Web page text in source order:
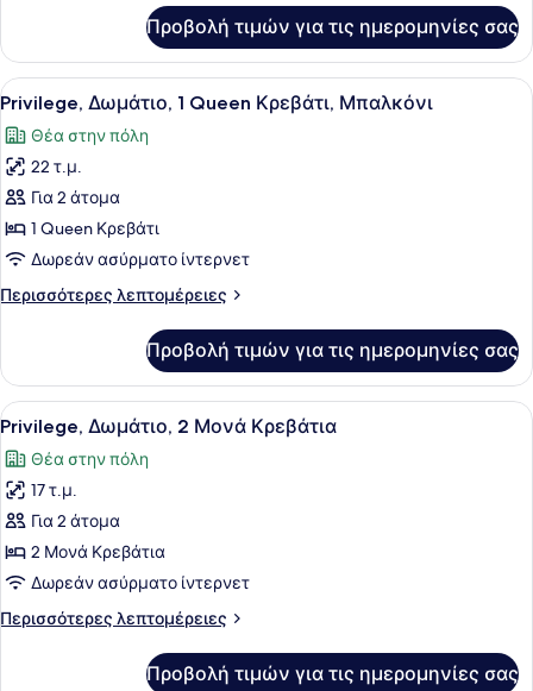
Δωμάτιο,
Queen
Κρεβάτι
Προβολή τιμών για τις ημερομηνίες σας
Προβολή
όλων
των
φωτογραφιών
για
Privilege,
Δωμάτιο,
1
Queen
Ένα σύγχρονο δωμάτιο
4
Privilege, Δωμάτιο, 1 Queen Κρεβάτι, Μπαλκόνι
Θέα στην πόλη
22 τ.μ.
Για 2 άτομα
1 Queen Κρεβάτι
Δωρεάν ασύρματο ίντερνετ
Περισσότερες λεπτομέρειες
Περισσότερες
Δωμάτιο,
Queen
Κρεβάτι,
Μπαλκόνι
Προβολή τιμών για τις ημερομηνίες σας
Προβολή
όλων
των
φωτογραφιών
για
Privilege,
Δωμάτιο,
2
Μονά
Ένα δωμάτιο ξενοδοχείου με
5
Privilege, Δωμάτιο, 2 Μονά Κρεβάτια
Θέα στην πόλη
17 τ.μ.
Για 2 άτομα
2 Μονά Κρεβάτια
Δωρεάν ασύρματο ίντερνετ
Περισσότερες λεπτομέρειες
Περισσότερες
Προβολή τιμών για τις ημερομηνίες σας